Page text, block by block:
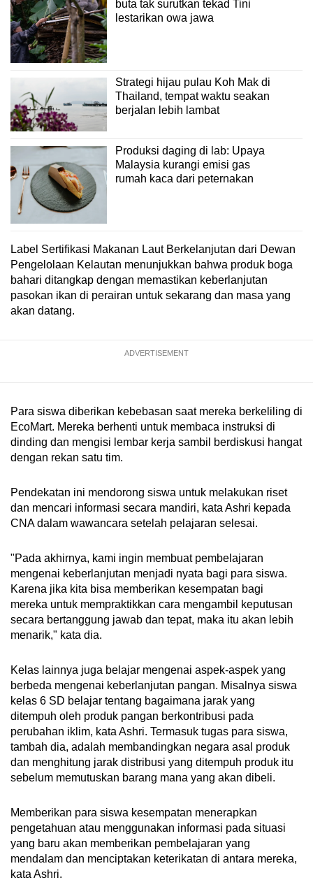
buta tak surutkan tekad Tini
lestarikan owa jawa
Strategi hijau pulau Koh Mak di
Thailand, tempat waktu seakan
berjalan lebih lambat
Produksi daging di lab: Upaya
Malaysia kurangi emisi gas
rumah kaca dari peternakan
Label Sertifikasi Makanan Laut Berkelanjutan dari Dewan
Pengelolaan Kelautan menunjukkan bahwa produk boga
bahari ditangkap dengan memastikan keberlanjutan
pasokan ikan di perairan untuk sekarang dan masa yang
akan datang.
ADVERTISEMENT
Para siswa diberikan kebebasan saat mereka berkeliling di
EcoMart. Mereka berhenti untuk membaca instruksi di
dinding dan mengisi lembar kerja sambil berdiskusi hangat
dengan rekan satu tim.
Pendekatan ini mendorong siswa untuk melakukan riset
dan mencari informasi secara mandiri, kata Ashri kepada
CNA dalam wawancara setelah pelajaran selesai.
"Pada akhirnya, kami ingin membuat pembelajaran
mengenai keberlanjutan menjadi nyata bagi para siswa.
Karena jika kita bisa memberikan kesempatan bagi
mereka untuk mempraktikkan cara mengambil keputusan
secara bertanggung jawab dan tepat, maka itu akan lebih
menarik," kata dia.
Kelas lainnya juga belajar mengenai aspek-aspek yang
berbeda mengenai keberlanjutan pangan. Misalnya siswa
kelas 6 SD belajar tentang bagaimana jarak yang
ditempuh oleh produk pangan berkontribusi pada
perubahan iklim, kata Ashri. Termasuk tugas para siswa,
tambah dia, adalah membandingkan negara asal produk
dan menghitung jarak distribusi yang ditempuh produk itu
sebelum memutuskan barang mana yang akan dibeli.
Memberikan para siswa kesempatan menerapkan
pengetahuan atau menggunakan informasi pada situasi
yang baru akan memberikan pembelajaran yang
mendalam dan menciptakan keterikatan di antara mereka,
kata Ashri.